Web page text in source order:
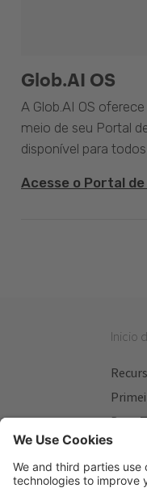
Glob.AI OS
A Glob.AI OS
meio de seu Portal
disponível para
Acesse o Portal de
Inicio
Beta
Meus